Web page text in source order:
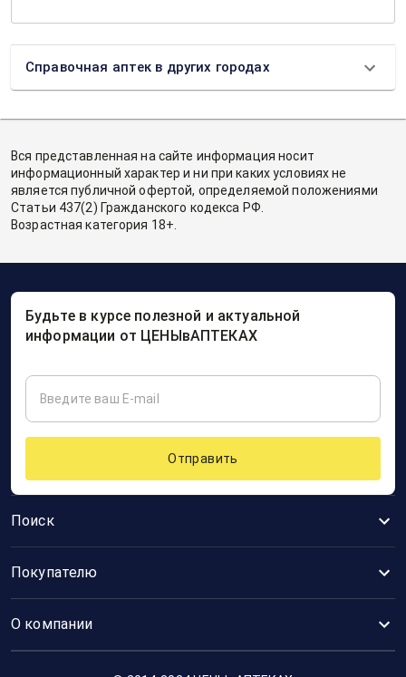
Справочная аптек в других городах
Вся представленная на сайте информация носит
информационный характер и ни при каких условиях не
является публичной офертой, определяемой положениями
Статьи 437(2) Гражданского кодекса РФ.
Возрастная категория 18+.
Поиск
Покупателю
О компании
Будьте в курсе полезной и актуальной
информации от ЦЕНЫвАПТЕКАХ
Отправить